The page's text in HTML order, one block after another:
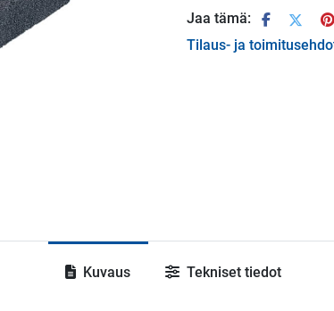
Jaa tämä:
Tilaus- ja
Kuvaus Tekniset tiedot